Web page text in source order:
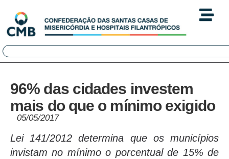
96% das cidades investem
mais do que o mínimo exigido
05/05/2017
Lei 141/2012 determina que os municípios
invistam no mínimo o porcentual de 15% de